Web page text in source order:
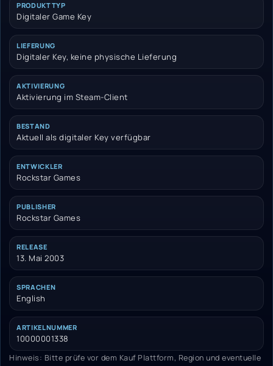
PRODUKTTYP
Digitaler Game Key
LIEFERUNG
Digitaler Key, keine physische Lieferung
AKTIVIERUNG
Aktivierung im Steam-Client
BESTAND
Aktuell als digitaler Key verfügbar
ENTWICKLER
Rockstar Games
PUBLISHER
Rockstar Games
RELEASE
13. Mai 2003
SPRACHEN
English
ARTIKELNUMMER
10000001338
Hinweis: Bitte prüfe vor dem Kauf Plattform, Region und eventuelle